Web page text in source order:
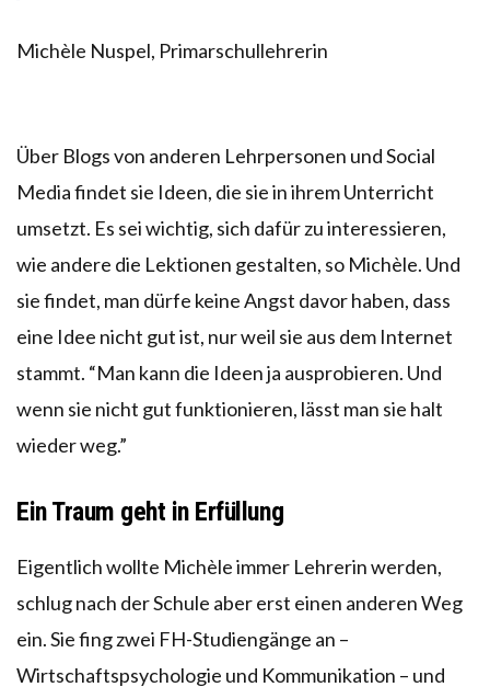
Michèle Nuspel, Primarschullehrerin
Über Blogs von anderen Lehrpersonen und Social
Media findet sie Ideen, die sie in ihrem Unterricht
umsetzt. Es sei wichtig, sich dafür zu interessieren,
wie andere die Lektionen gestalten, so Michèle. Und
sie findet, man dürfe keine Angst davor haben, dass
eine Idee nicht gut ist, nur weil sie aus dem Internet
stammt. “Man kann die Ideen ja ausprobieren. Und
wenn sie nicht gut funktionieren, lässt man sie halt
wieder weg.”
Ein Traum geht in Erfüllung
Eigentlich wollte Michèle immer Lehrerin werden,
schlug nach der Schule aber erst einen anderen Weg
ein. Sie fing zwei FH-Studiengänge an –
Wirtschaftspsychologie und Kommunikation – und